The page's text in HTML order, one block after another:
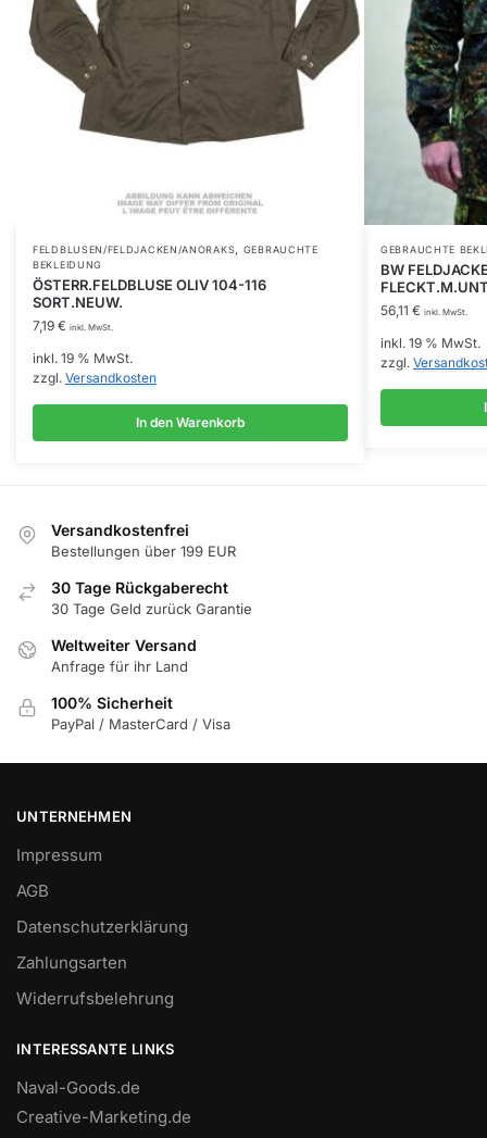
FELDBLUSEN/FELDJACKEN/ANORAKS, GEBRAUCHTE
BEKLEIDUNG
ÖSTERR.FELDBLUSE OLIV 104-116
SORT.NEUW.
7,19 € inkl. MwSt.
inkl. 19 % MwSt.
zzgl. Versandkosten
In den Warenkorb
GEBRAUCHTE
BW
56,11 € inkl. MwSt.
inkl. 19 % MwSt.
zzgl.
Versandkostenfrei
Bestellungen über 199 EUR
30 Tage Rückgaberecht
30 Tage Geld zurück Garantie
Weltweiter Versand
Anfrage für ihr Land
100% Sicherheit
PayPal / MasterCard / Visa
UNTERNEHMEN
Impressum
AGB
Datenschutzerklärung
Zahlungsarten
Widerrufsbelehrung
INTERESSANTE LINKS
Naval-Goods.de
Creative-Marketing.de